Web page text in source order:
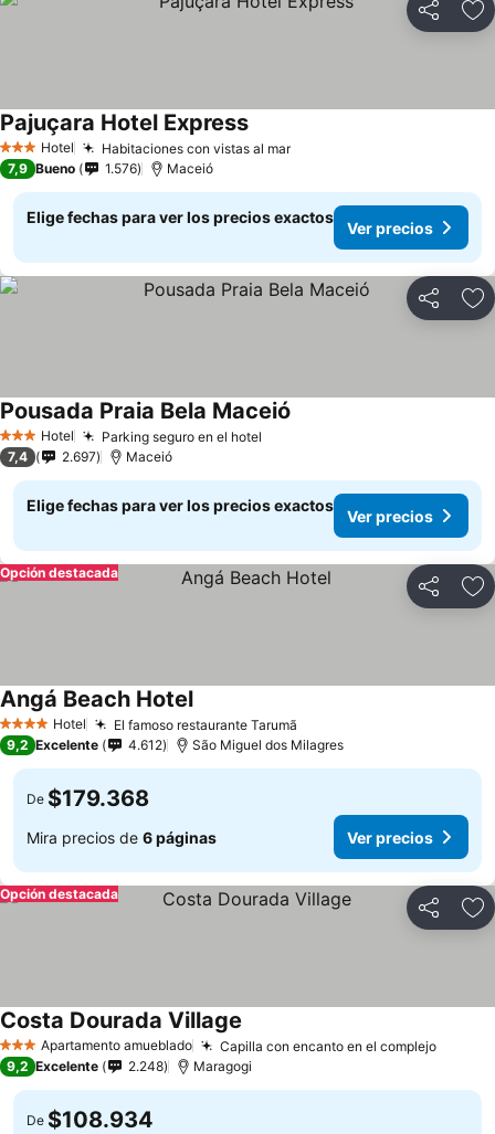
Compartir
3 Estrellas
Hotel Habitaciones con vistas al marVer precios
Pajuçara Hotel ExpressVer precios
7,9 Bueno 1.576 Maceió
Elige fechas para ver los precios exactos
Ver precios
Compartir
3 Estrellas
Hotel Parking seguro en el hotel
Pousada Praia Bela Maceió
7,4 2.697 Maceió
Elige fechas para ver los precios exactos
Ver precios
Compartir
Opción destacada
4 EstrellasHotel El famoso restaurante Tarumã
Angá Beach HotelVer precios
9,2 Excelente 4.612 São Miguel dos Milagres
De $179.368
Mira precios de 6 páginas Ver precios
Compartir
Opción destacada
3 EstrellasApartamento amueblado Capilla con encanto en el complejoVer
Costa Dourada Village
9,2 Excelente 2.248 Maragogi
De $108.934